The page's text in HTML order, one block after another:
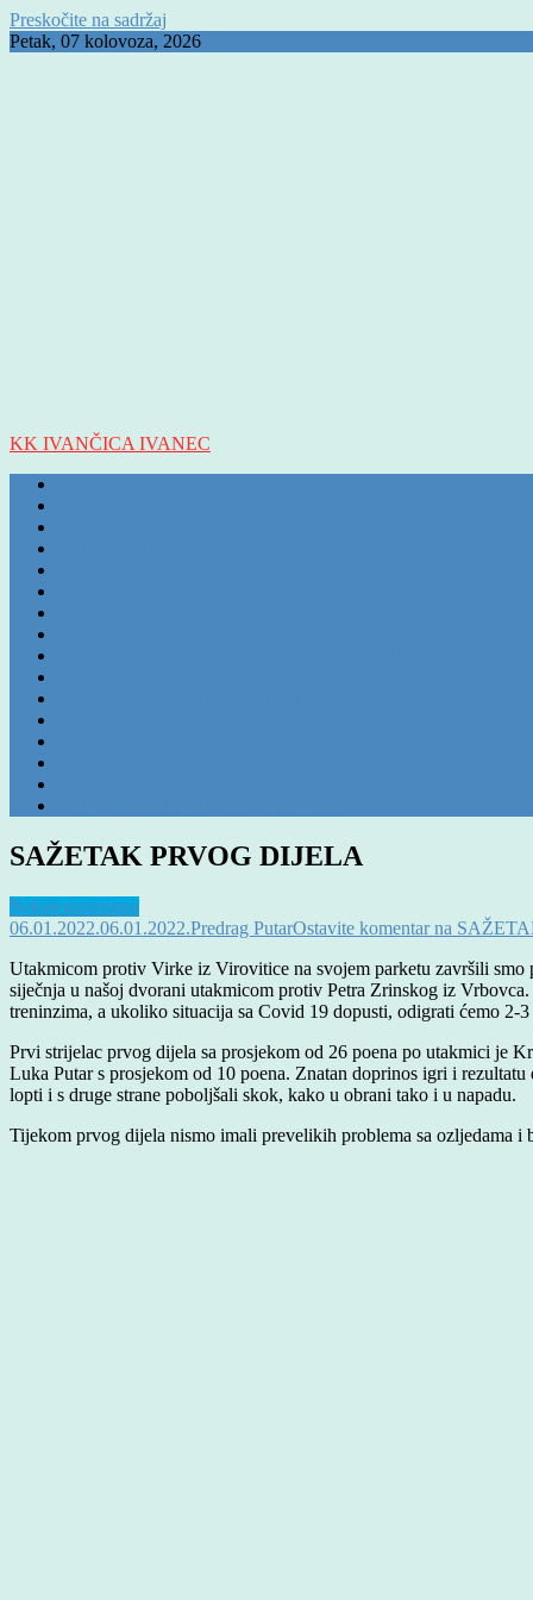
Preskočite na sadržaj
Petak, 07 kolovoza, 2026
KK IVANČICA IVANEC
SAŽETAK PRVOG DIJELA
Nekategorizirano
06.01.2022.06.01.2022.Predrag PutarOstavite komentarna
Utakmicom protiv Virke iz Virovitice na svojem parketu završili smo
siječnja u našoj dvorani utakmicom protiv Petra Zrinskog iz
treninzima, a ukoliko situacija sa Covid 19 dopusti, odigrati ćemo 2-
Prvi strijelac prvog dijela sa prosjekom od 26 poena po utakmici je
Luka Putar s prosjekom od 10 poena. Znatan doprinos igri i
lopti i s druge strane poboljšali skok, kako u obrani tako i u napadu.
Tijekom prvog dijela nismo imali prevelikih problema sa ozljedama